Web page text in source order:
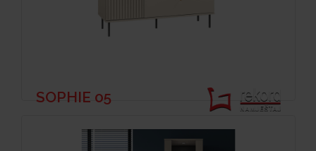
SOPHIE 05